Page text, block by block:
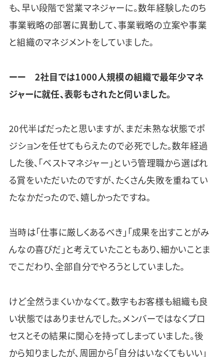
も、早い段階で営業マネジャーに。数年経験したのち
事業戦略の部署に異動して、事業戦略の立案や事業
と組織のマネジメントをしていました。
ーー 2社目では1000人規模の組織で最年少マネ
ジャーに就任、表彰もされたと伺いました。
20代半ばだったと思いますが、まだ未熟な状態でポ
ジションを任せてもらえたので必死でした。数年経過
した後、「ベストマネジャー」という管理職から選ばれ
る賞をいただいたのですが、たくさん失敗を重ねてい
たなかだったので、嬉しかったですね。
当時は「仕事に厳しくあるべき」「成果を出すことがみ
んなの喜びだ」と考えていたこともあり、細かいことま
でこだわり、全部自分でやろうとしていました。
けど全然うまくいかなくて。数字もお客様も組織も良
い状態ではありませんでした。メンバーではなくプロ
セスとその結果に関心を持ってしまっていました。後
から知りましたが、周囲から「自分はいなくてもいい」